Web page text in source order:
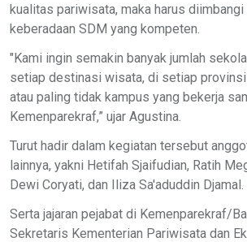
kualitas pariwisata, maka harus diimbangi
keberadaan SDM yang kompeten.
"Kami ingin semakin banyak jumlah
setiap destinasi wisata, di setiap
atau paling tidak kampus yang bekerja
Kemenparekraf,” ujar Agustina.
Turut hadir dalam kegiatan tersebut
lainnya, yakni Hetifah Sjaifudian, Ratih
Dewi Coryati, dan Iliza Sa'aduddin Djamal.
Serta jajaran pejabat di Kemenparekraf/
Sekretaris Kementerian Pariwisata dan